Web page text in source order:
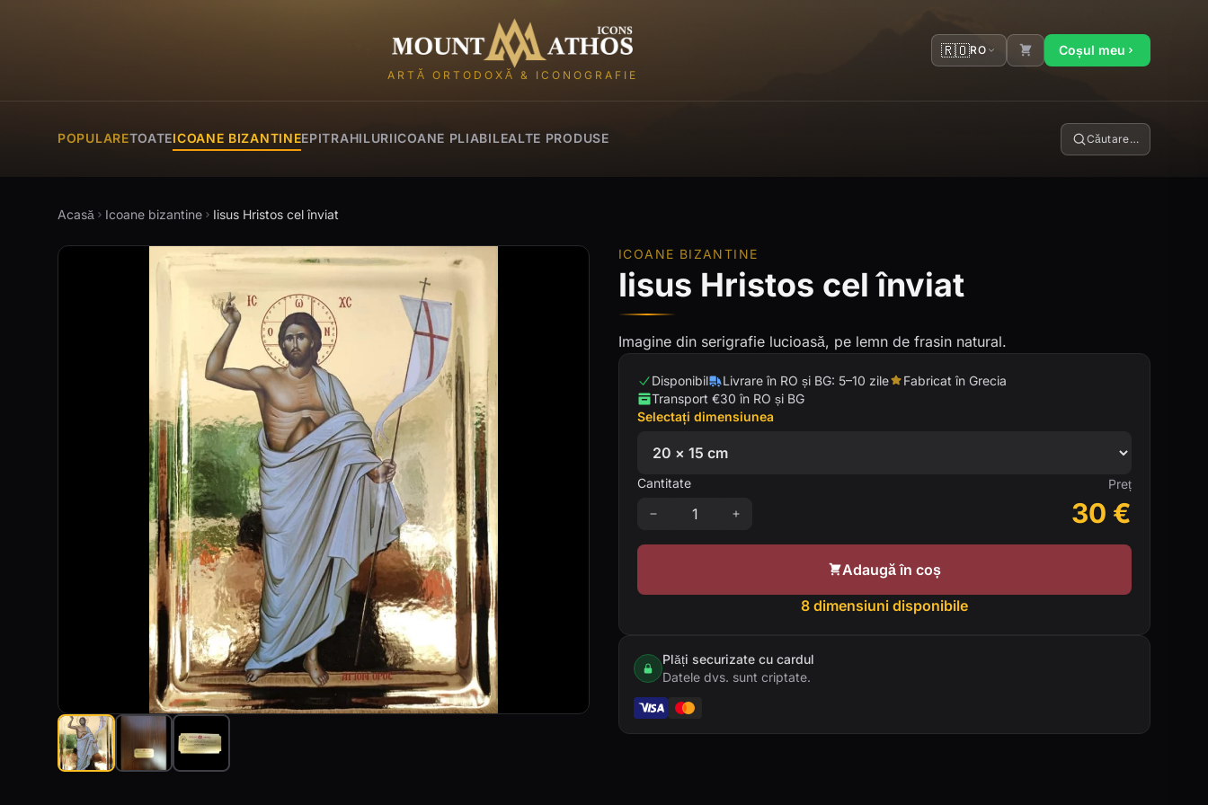
Mount Athos Icons
ARTĂ ORTODOXĂ & ICONOGRAFIE
🇷🇴RO Coșul meu
POPULARETOATEICOANE BIZANTINEEPITRAHILURIICOANE PLIABILEALTE PRODUSE Căutare…
Acasă Icoane bizantine Iisus Hristos cel înviat
ICOANE BIZANTINE
Iisus Hristos cel înviat
Imagine din serigrafie lucioasă, pe lemn de frasin natural.
Disponibil Livrare în RO și BG: 5–10 zile
Fabricat în Grecia
Transport €30 în RO și BG
Selectați dimensiunea
Cantitate Preț
30 €
Adaugă în coș
8 dimensiuni disponibile
Plăți securizate cu cardul
Datele dvs. sunt criptate.